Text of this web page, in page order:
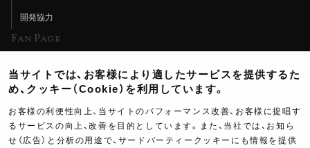
開発協力
Fan Page
ヨシムラTV
イベント情報
イベントスケジュール
当サイトでは、お客様により適したサービスを提供するた
め、クッキー（Cookie）を利用しています。
お客様の利便性向上、当サイトのパフォーマンス改善、お客様に提唱す
るサービスの向上、改善を目的としています。また、当社では、お知ら
せ（広告）と分析の用途で、サードパーティークッキーにも情報を提供